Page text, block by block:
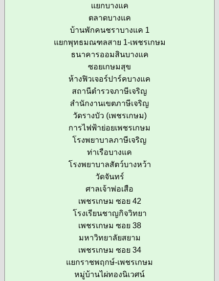
แยกบางแค
ตลาดบางแค
บ้านพักคนชราบางแค 1
แยกพุทธมณฑลสาย 1-เพชรเกษม
ธนาคารออมสินบางแค
ซอยเกษมสุข
ห้างฟิวเจอร์ปาร์คบางแค
สถานีตำรวจภาษีเจริญ
สำนักงานเขตภาษีเจริญ
วัดรางบัว (เพชรเกษม)
การไฟฟ้าย่อยเพชรเกษม
โรงพยาบาลภาษีเจริญ
ท่าเรือบางแค
โรงพยาบาลสัตว์บางหว้า
วัดจันทร์
ศาลเจ้าพ่อเสือ
เพชรเกษม ซอย 42
โรงเรียนชาญกิจวิทยา
เพชรเกษม ซอย 38
มหาวิทยาลัยสยาม
เพชรเกษม ซอย 34
แยกราชพฤกษ์-เพชรเกษม
หมู่บ้านไผ่ทองนิเวศน์